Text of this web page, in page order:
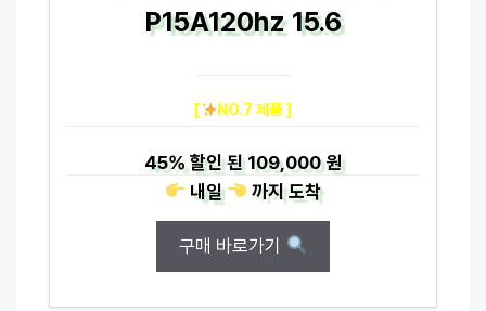
P15A120hz 15.6
[ NO.7 제품 ]
45%할인 된109,000 원
내일
까지도착
구매 바로가기